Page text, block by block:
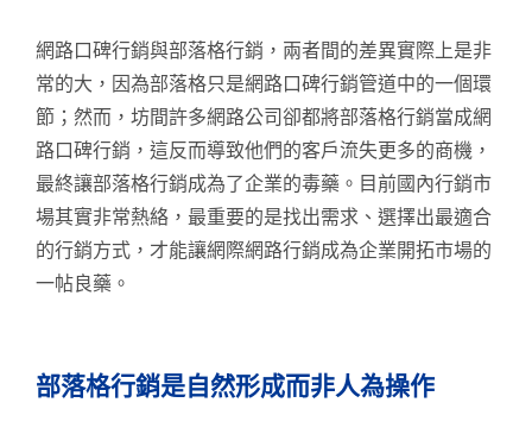
網路口碑行銷與部落格行銷，兩者間的差異實際上是非
常的大，因為部落格只是網路口碑行銷管道中的一個環
節；然而，坊間許多網路公司卻都將部落格行銷當成網
路口碑行銷，這反而導致他們的客戶流失更多的商機，
最終讓部落格行銷成為了企業的毒藥。目前國內行銷市
場其實非常熱絡，最重要的是找出需求、選擇出最適合
的行銷方式，才能讓網際網路行銷成為企業開拓市場的
一帖良藥。
部落格行銷是自然形成而非人為操作